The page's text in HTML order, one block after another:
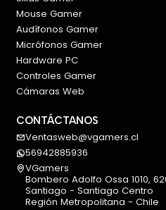
Mouse Gamer
Audífonos Gamer
Micrófonos Gamer
Hardware PC
Controles Gamer
Cámaras Web
CONTÁCTANOS
Ventasweb@vgamers.cl
56942885936
VGamers
Bombero Adolfo Ossa 1010,
Santiago - Santiago Centro
Región Metropolitana - Chile